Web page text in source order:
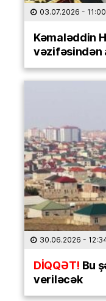
03.07.2026 - 11:00
Kəmaləddin
vəzifəsindən
30.06.2026 -
DİQQƏT! Bu
veriləcək